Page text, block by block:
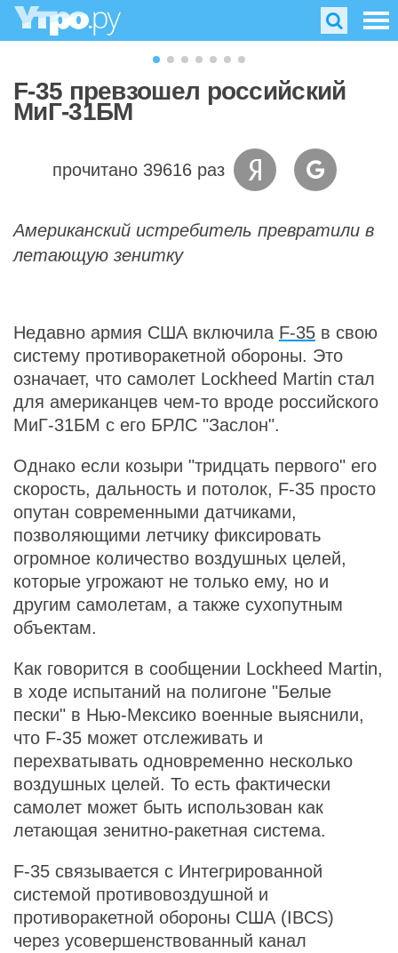
F-35 превзошел российский
МиГ-31БМ
прочитано 39616 раз
Американский истребитель превратили в
летающую зенитку
Недавно армия США включила F-35 в свою
систему противоракетной обороны. Это
означает, что самолет Lockheed Martin стал
для американцев чем-то вроде российского
МиГ-31БМ с его БРЛС "Заслон".
Однако если козыри "тридцать первого" его
скорость, дальность и потолок, F-35 просто
опутан современными датчиками,
позволяющими летчику фиксировать
огромное количество воздушных целей,
которые угрожают не только ему, но и
другим самолетам, а также сухопутным
объектам.
Как говорится в сообщении Lockheed Martin,
в ходе испытаний на полигоне "Белые
пески" в Нью-Мексико военные выяснили,
что F-35 может отслеживать и
перехватывать одновременно несколько
воздушных целей. То есть фактически
самолет может быть использован как
летающая зенитно-ракетная система.
F-35 связывается с Интегрированной
системой противовоздушной и
противоракетной обороны США (IBCS)
через усовершенствованный канал